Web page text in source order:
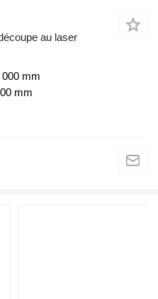
au laser
000 mm
mm